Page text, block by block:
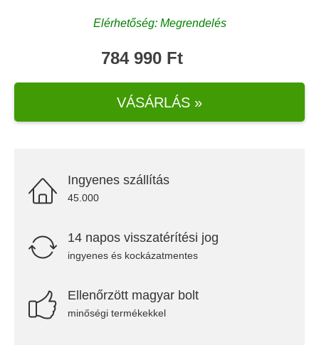
Elérhetőség: Megrendelés
784 990 Ft
VÁSÁRLÁS »
Ingyenes szállítás
45.000
14 napos visszatérítési jog
ingyenes és kockázatmentes
Ellenőrzött magyar bolt
minőségi termékekkel